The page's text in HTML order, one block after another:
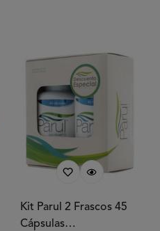
Kit Parul 2 Frascos 45
Cápsulas